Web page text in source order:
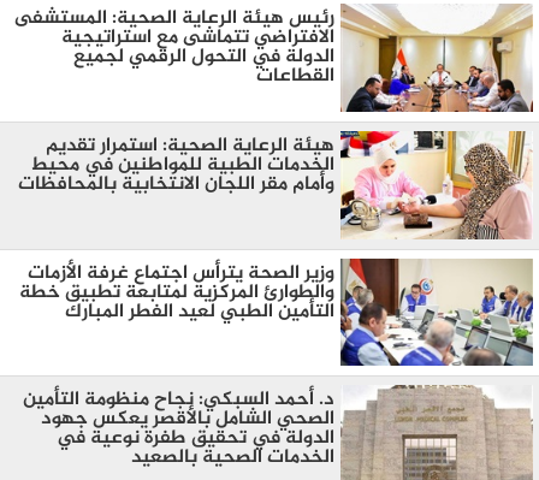
رئيس هيئة الرعاية الصحية: المستشفى
الافتراضي تتماشى مع استراتيجية
الدولة في التحول الرقمي لجميع
القطاعات
هيئة الرعاية الصحية: استمرار تقديم
الخدمات الطبية للمواطنين في محيط
وأمام مقر اللجان الانتخابية بالمحافظات
وزير الصحة يترأس اجتماع غرفة الأزمات
والطوارئ المركزية لمتابعة تطبيق خطة
التأمين الطبي لعيد الفطر المبارك
د. أحمد السبكي: نجاح منظومة التأمين
الصحي الشامل بالأقصر يعكس جهود
الدولة في تحقيق طفرة نوعية في
الخدمات الصحية بالصعيد